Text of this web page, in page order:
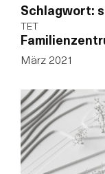
Schlagwort:
TET
März 2021